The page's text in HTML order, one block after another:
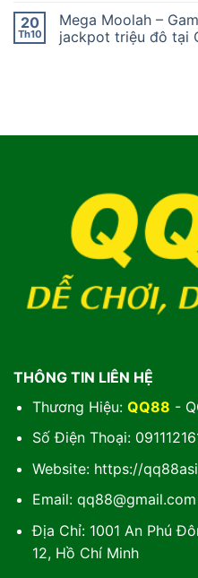
20
Th10
Mega Moolah –
jackpot triệu đô tại
THÔNG TIN LIÊN HỆ
Thương Hiệu: QQ88 -
Số Điện Thoại:
Website: https://
Email: qq88@gmail.com
Địa Chỉ: 1001 An Phú
12, Hồ Chí Minh